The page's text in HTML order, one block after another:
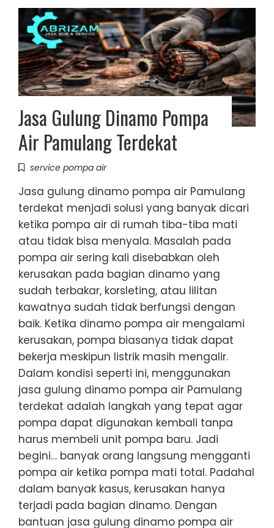
Jasa Gulung Dinamo Pompa
Air Pamulang Terdekat
service pompa air
Jasa gulung dinamo pompa air Pamulang
terdekat menjadi solusi yang banyak dicari
ketika pompa air di rumah tiba-tiba mati
atau tidak bisa menyala. Masalah pada
pompa air sering kali disebabkan oleh
kerusakan pada bagian dinamo yang
sudah terbakar, korsleting, atau lilitan
kawatnya sudah tidak berfungsi dengan
baik. Ketika dinamo pompa air mengalami
kerusakan, pompa biasanya tidak dapat
bekerja meskipun listrik masih mengalir.
Dalam kondisi seperti ini, menggunakan
jasa gulung dinamo pompa air Pamulang
terdekat adalah langkah yang tepat agar
pompa dapat digunakan kembali tanpa
harus membeli unit pompa baru. Jadi
begini… banyak orang langsung mengganti
pompa air ketika pompa mati total. Padahal
dalam banyak kasus, kerusakan hanya
terjadi pada bagian dinamo. Dengan
bantuan jasa gulung dinamo pompa air